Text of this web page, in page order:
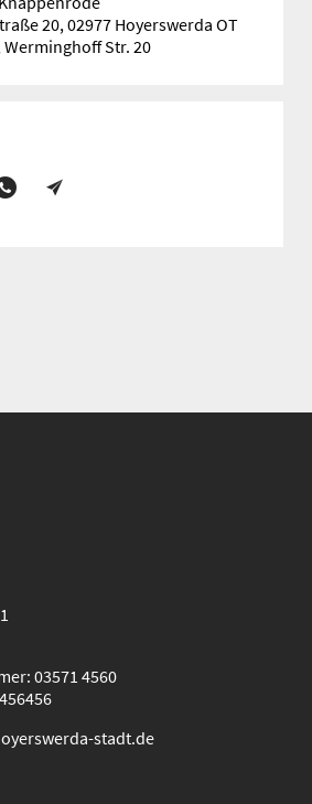
20, 02977 Hoyerswerda OT
Str. 20
03571 4560
stadt.de